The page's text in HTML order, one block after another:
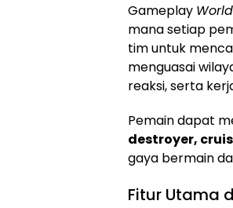
Gameplay
mana setiap
tim untuk
menguasai
reaksi, serta
Pemain dapat
destroyer,
gaya bermain
Fitur Utama